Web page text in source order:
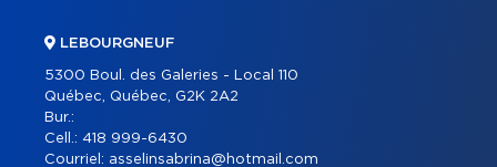
LEBOURGNEUF
5300 Boul. des Galeries - Local 110
Québec, Québec, G2K 2A2
Bur.:
Cell.: 418 999-6430
Courriel: asselinsabrina@hotmail.com